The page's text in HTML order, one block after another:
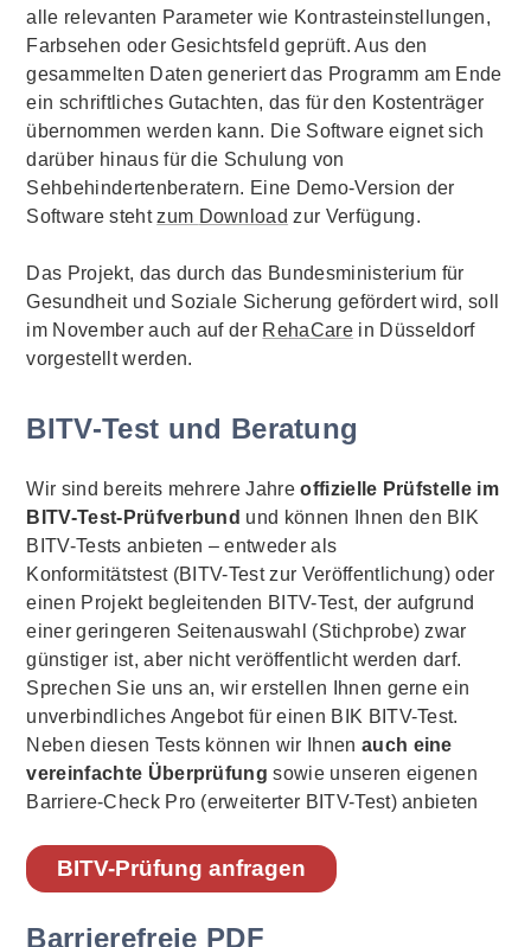
alle relevanten Parameter wie Kontrasteinstellungen,
Farbsehen oder Gesichtsfeld geprüft. Aus den
gesammelten Daten generiert das Programm am Ende
ein schriftliches Gutachten, das für den Kostenträger
übernommen werden kann. Die Softwareeignet sich
darüber hinaus für die Schulung von
Sehbehindertenberatern. Eine Demo-Version der
Softwaresteht zum Download zur Verfügung.
Das Projekt, das durch das Bundesministerium für
Gesundheit und Soziale Sicherung gefördert wird, soll
im November auch auf der RehaCarein Düsseldorf
vorgestellt werden.
BITV-Test und Beratung
Wir sind bereits mehrere Jahreoffizielle Prüfstelle im
BITV-Test-Prüfverbund und können Ihnen den BIK
BITV-Tests anbieten – entweder als
Konformitätstest (BITV-Test zur Veröffentlichung) oder
einen Projekt begleitenden BITV-Test, der aufgrund
einer geringeren Seitenauswahl (Stichprobe) zwar
günstiger ist, aber nicht veröffentlicht werden darf.
Sprechen Sie uns an, wir erstellen Ihnen gerne ein
unverbindliches Angebot für einen BIK BITV-Test.
Neben diesen Tests können wir Ihnen auch eine
vereinfachte Überprüfung sowie unseren eigenen
Barriere-Check Pro (erweiterter BITV-Test) anbieten
BITV-Prüfung anfragen
Barrierefreie PDF